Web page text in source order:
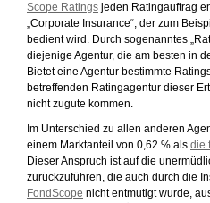
Scope Ratings jeden Ratingauftrag
„Corporate Insurance“, der zum
bedient wird. Durch sogenanntes
diejenige Agentur, die am besten in
Bietet eine Agentur bestimmte
betreffenden Ratingagentur dieser
nicht zugute kommen.
Im Unterschied zu allen anderen
einem Marktanteil von 0,62 % als die
Dieser Anspruch ist auf die
zurückzuführen, die auch durch die
FondScope nicht entmutigt wurde,